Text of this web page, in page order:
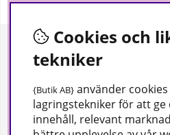
Information
Köpvillkor
Kontaktformulär
Cookies och
tekniker
{Butik AB} använder
lagringstekniker för att ge
innehåll, relevant